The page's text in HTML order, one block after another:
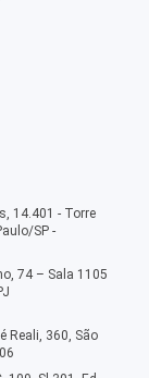
14.401 - Torre
SP -
74 – Sala 1105
Reali, 360, São